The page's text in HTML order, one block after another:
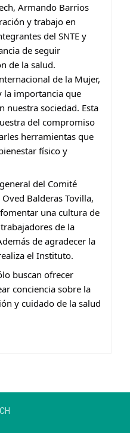
Armando Barrios
y trabajo en
del SNTE y
de seguir
de la salud.
de la Mujer,
la importancia que
nuestra sociedad. Esta
del compromiso
herramientas que
físico y
del Comité
Balderas Tovilla,
una cultura de
de la
de agradecer la
el Instituto.
buscan ofrecer
conciencia sobre la
y cuidado de la salud